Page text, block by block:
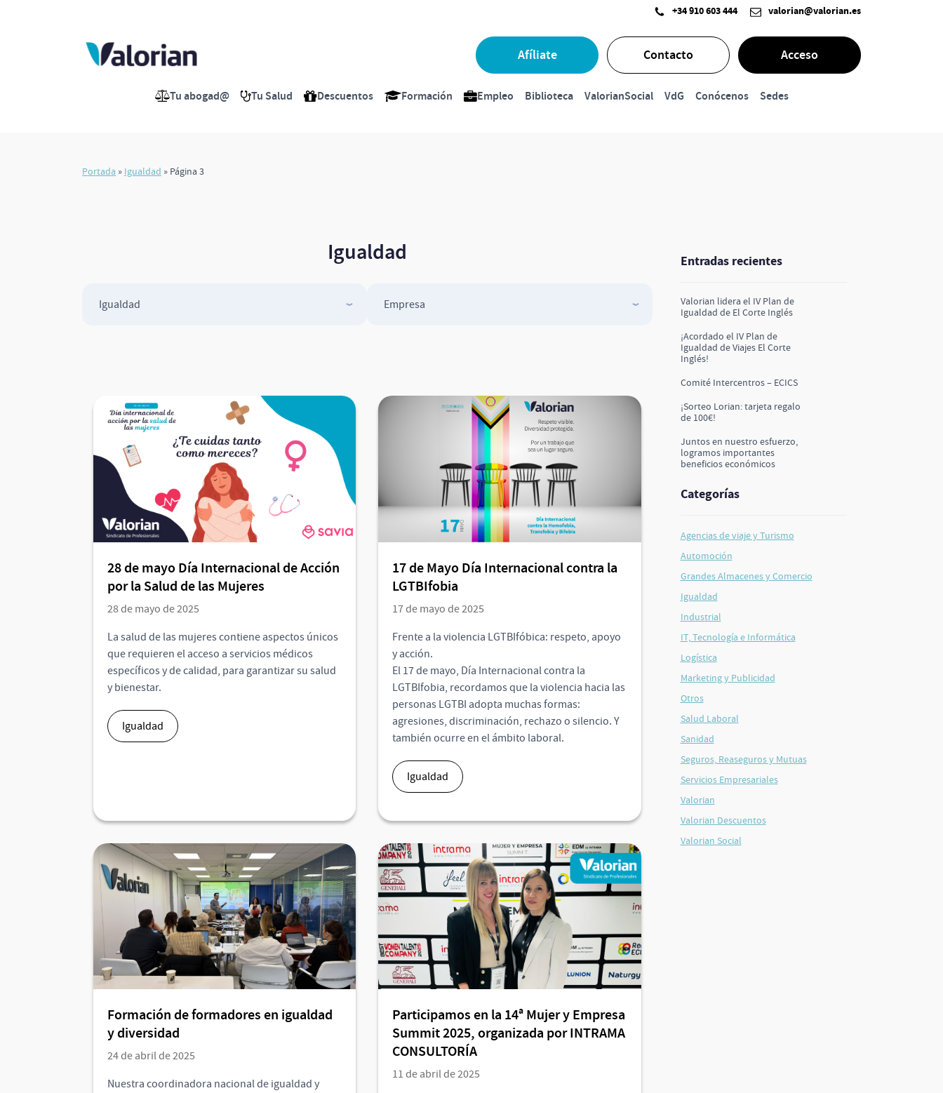
+34 910 603 444 valorian@valorian.es
Afíliate Contacto Acceso
Tu abogad@ Tu Salud Descuentos Formación Empleo Biblioteca ValorianSocial VdG Conócenos Sedes
Portada » Igualdad » Página 3
Igualdad
28 de mayo Día Internacional de Acción
por la Salud de las Mujeres
28 de mayo de 2025
La salud de las mujeres contiene aspectos únicos
que requieren el acceso a servicios médicos
específicos y de calidad, para garantizar su salud
y bienestar.
Igualdad
17 de Mayo Día Internacional contra la
LGTBIfobia
17 de mayo de 2025
Frente a la violencia LGTBIfóbica: respeto, apoyo
y acción.
El 17 de mayo, Día Internacional contra la
LGTBIfobia, recordamos que la violencia hacia las
personas LGTBI adopta muchas formas:
agresiones, discriminación, rechazo o silencio. Y
también ocurre en el ámbito laboral.
Igualdad
Formación de formadores en igualdad
y diversidad
24 de abril de 2025
Nuestra coordinadora nacional de igualdad y
Participamos en la 14ª Mujer y Empresa
Summit 2025, organizada por INTRAMA
CONSULTORÍA
11 de abril de 2025
Entradas recientes
Valorian lidera el IV Plan de
Igualdad de El Corte Inglés
¡Acordado el IV Plan de
Igualdad de Viajes El Corte
Inglés!
Comité Intercentros – ECICS
¡Sorteo Lorian: tarjeta regalo
de 100€!
Juntos en nuestro esfuerzo,
logramos importantes
beneficios económicos
Categorías
Agencias de viaje y Turismo
Automoción
Grandes Almacenes y Comercio
Igualdad
Industrial
IT, Tecnología e Informática
Logística
Marketing y Publicidad
Otros
Salud Laboral
Sanidad
Seguros, Reaseguros y Mutuas
Servicios Empresariales
Valorian
Valorian Descuentos
Valorian Social